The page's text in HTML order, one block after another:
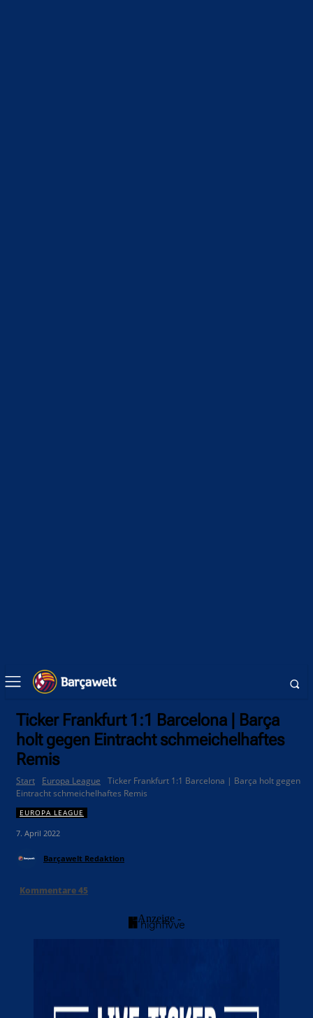
Ticker Frankfurt 1:1 Barcelona | Barça
holt gegen Eintracht schmeichelhaftes
Remis
Start Europa League
Ticker Frankfurt 1:1 Barcelona | Barça holt gegen
Eintracht schmeichelhaftes Remis
EUROPA LEAGUE
7. April 2022
Barçawelt Redaktion
Kommentare45
- Anzeige -